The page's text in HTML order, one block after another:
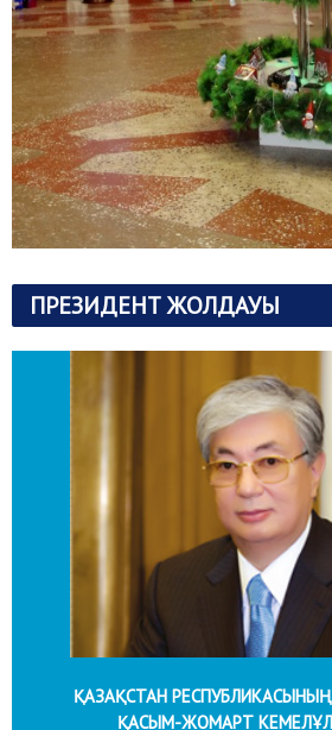
ПРЕЗИДЕНТ ЖОЛДАУЫ
ҚАЗАҚСТАН
ҚАСЫМ-ЖОМАРТ